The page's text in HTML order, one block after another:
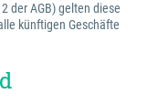
der AGB) gelten diese
künftigen Geschäfte